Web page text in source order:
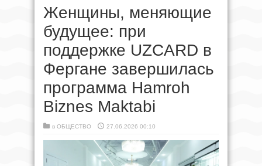
Женщины, меняющие
будущее: при
поддержке UZCARD в
Фергане завершилась
программа Hamroh
Biznes Maktabi
в ОБЩЕСТВО 27.06.2026 00:10